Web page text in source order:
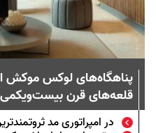
پناهگاه‌های لوکس موکش
قلعه‌های قرن بیست‌ویکمی
در امپراتوری مد